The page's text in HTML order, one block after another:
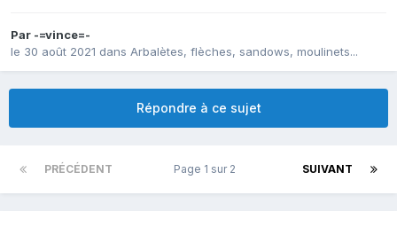
Par -=vince=-
le 30 août 2021 dans Arbalètes, flèches, sandows, moulinets...
Répondre à ce sujet
PRÉCÉDENT SUIVANT
Page 1 sur 2